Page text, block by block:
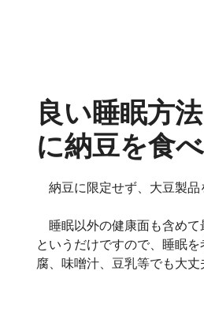
良い睡眠方
に納豆を食べ
納豆に限定せず、大豆製品
睡眠以外の健康面も含めて
というだけですので、睡眠
腐、味噌汁、豆乳等でも大丈